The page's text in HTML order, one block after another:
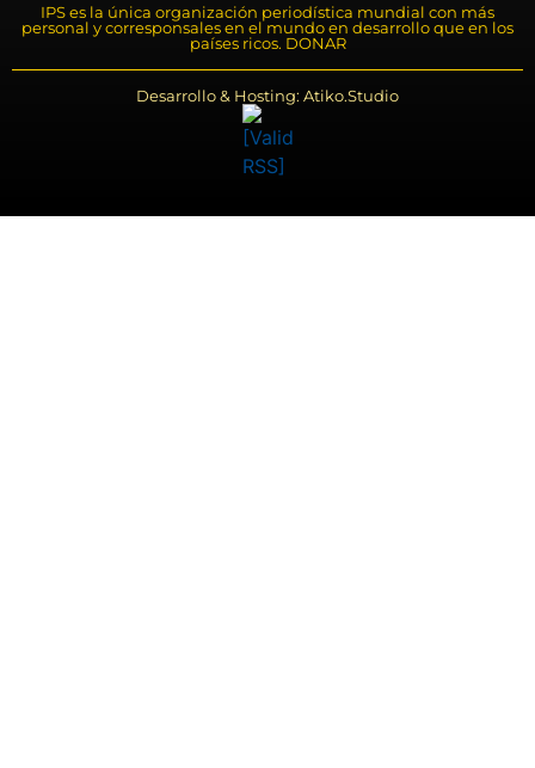
IPS es la única organización periodística mundial con más
personal y corresponsales en el mundo en desarrollo que en los
países ricos. DONAR
Desarrollo & Hosting: Atiko.Studio